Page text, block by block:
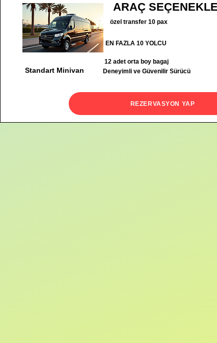
ARAÇ
özel transfer 10 pax
EN FAZLA 10 YOLCU
12 adet orta boy bagaj
Standart Minivan Deneyimli ve Güvenilir Sürücü
REZERVASYON YAP